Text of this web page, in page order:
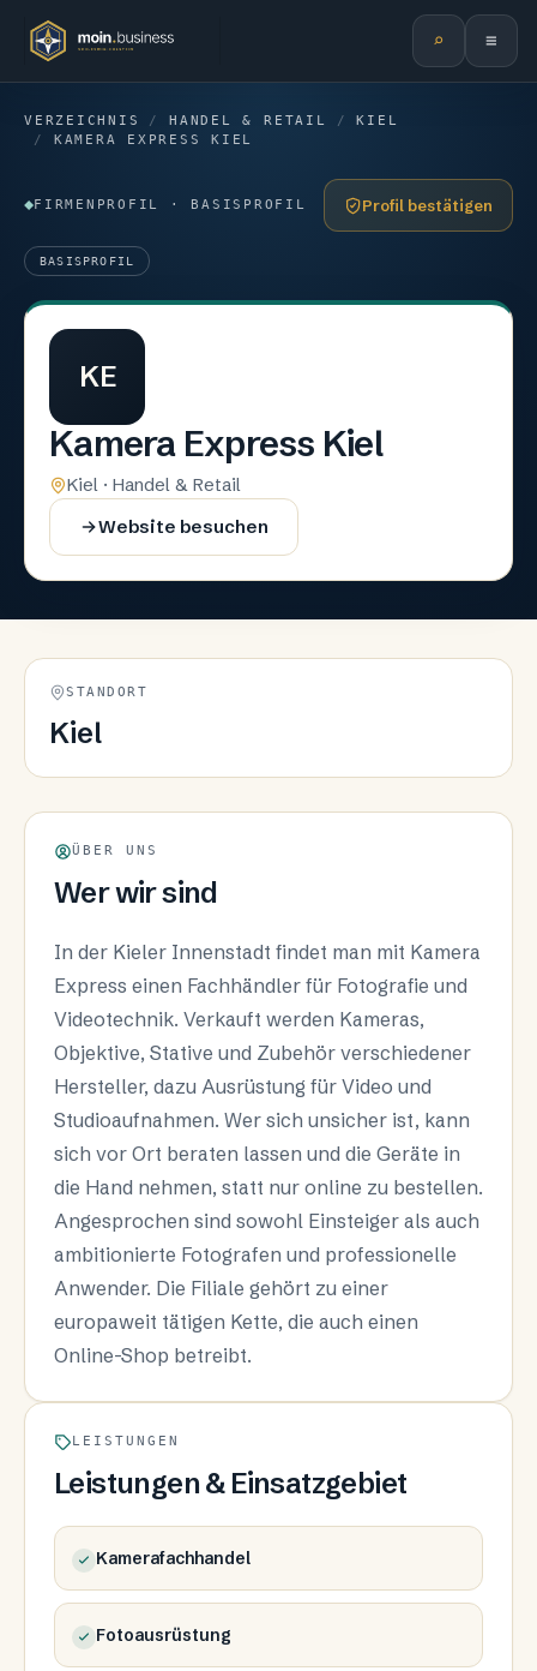
⌕ ≡
VERZEICHNIS / HANDEL & RETAIL /
KIEL
/
KAMERA EXPRESS KIEL
FIRMENPROFIL · BASISPROFIL Profil bestätigen
BASISPROFIL
KE
Kamera Express Kiel
Kiel · Handel & Retail
Website besuchen
STANDORT
Kiel
ÜBER UNS
Wer wir sind
In der Kieler Innenstadt findet man mit Kamera
Express einen Fachhändler für Fotografie und
Videotechnik. Verkauft werden Kameras,
Objektive, Stative und Zubehör verschiedener
Hersteller, dazu Ausrüstung für Video und
Studioaufnahmen. Wer sich unsicher ist, kann
sich vor Ort beraten lassen und die Geräte in
die Hand nehmen, statt nur online zu bestellen.
Angesprochen sind sowohl Einsteiger als auch
ambitionierte Fotografen und professionelle
Anwender. Die Filiale gehört zu einer
europaweit tätigen Kette, die auch einen
Online-Shop betreibt.
LEISTUNGEN
Leistungen & Einsatzgebiet
Kamerafachhandel
Fotoausrüstung